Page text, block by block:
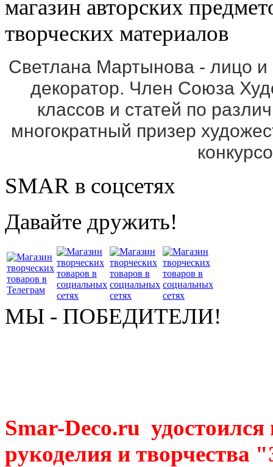
Светлана Мартынова - лицо
декоратор. Член Союза
классов и статей по
многократный призер
SMAR в соцсетях
Давайте дружить!
МЫ - ПОБЕДИТЕЛИ!
Smar-Deco.ru
рукоделия и творчества